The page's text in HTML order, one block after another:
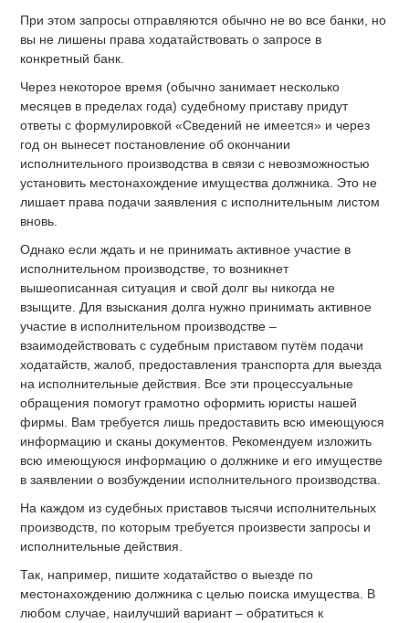
При этом запросы отправляются обычно не во все банки, но
вы не лишены права ходатайствовать о запросе в
конкретный банк.
Через некоторое время (обычно занимает несколько
месяцев в пределах года) судебному приставу придут
ответы с формулировкой «Сведений не имеется» и через
год он вынесет постановление об окончании
исполнительного производства в связи с невозможностью
установить местонахождение имущества должника. Это не
лишает права подачи заявления с исполнительным листом
вновь.
Однако если ждать и не принимать активное участие в
исполнительном производстве, то возникнет
вышеописанная ситуация и свой долг вы никогда не
взыщите. Для взыскания долга нужно принимать активное
участие в исполнительном производстве –
взаимодействовать с судебным приставом путём подачи
ходатайств, жалоб, предоставления транспорта для выезда
на исполнительные действия. Все эти процессуальные
обращения помогут грамотно оформить юристы нашей
фирмы. Вам требуется лишь предоставить всю имеющуюся
информацию и сканы документов. Рекомендуем изложить
всю имеющуюся информацию о должнике и его имуществе
в заявлении о возбуждении исполнительного производства.
На каждом из судебных приставов тысячи исполнительных
производств, по которым требуется произвести запросы и
исполнительные действия.
Так, например, пишите ходатайство о выезде по
местонахождению должника с целью поиска имущества. В
любом случае, наилучший вариант – обратиться к